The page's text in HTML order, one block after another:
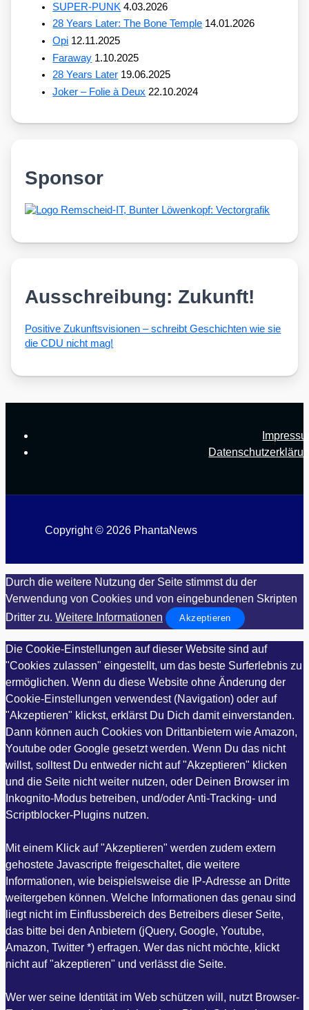
SUPER-PUNK 4.03.2026
28 Years Later: The Bone Temple 14.01.2026
Opi 12.11.2025
Faraway 1.10.2025
28 Years Later 19.06.2025
Joker – Folie à Deux 22.10.2024
Sponsor
Ausschreibung: Zukunft!
Posi­ti­ve Zukunfts­vi­sio­nen – schreibt Geschich­ten wie sie
die CDU nicht mag!
Copyright © 2026 PhantaNews
Durch die weitere Nutzung der Seite stimmst du der
Verwendung von Cookies und von eingebundenen Skripten
Dritter zu. Weitere Informationen Akzeptieren
Die Cookie-Einstellungen auf dieser Website sind auf
"Cookies zulassen" eingestellt, um das beste Surferlebnis zu
ermöglichen. Wenn du diese Website ohne Änderung der
Cookie-Einstellungen verwendest (Navigation) oder auf
"Akzeptieren" klickst, erklärst Du Dich damit einverstanden.
Dann können auch Cookies von Drittanbietern wie Amazon,
Youtube oder Google gesetzt werden. Wenn Du das nicht
willst, solltest Du entweder nicht auf "Akzeptieren" klicken
und die Seite nicht weiter nutzen, oder Deinen Browser im
Inkognito-Modus betreiben, und/oder Anti-Tracking- und
Scriptblocker-Plugins nutzen.
Mit einem Klick auf "Akzeptieren" werden zudem extern
gehostete Javascripte freigeschaltet, die weitere
Informationen, wie beispielsweise die IP-Adresse an Dritte
weitergeben können. Welche Informationen das genau sind
liegt nicht im Einflussbereich des Betreibers dieser Seite,
das bitte bei den Anbietern (jQuery, Google, Youtube,
Amazon, Twitter *) erfragen. Wer das nicht möchte, klickt
nicht auf "akzeptieren" und verlässt die Seite.
Wer wer seine Identität im Web schützen will, nutzt Browser-